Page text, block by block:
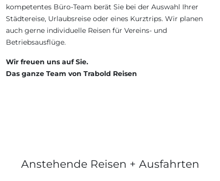
kompetentes Büro-Team berät Sie bei der Auswahl Ihrer
Städtereise, Urlaubsreise oder eines Kurztrips. Wir planen
auch gerne individuelle Reisen für Vereins- und
Betriebsausflüge.
Wir freuen uns auf Sie.
Das ganze Team von Trabold Reisen
Anstehende Reisen + Ausfahrten